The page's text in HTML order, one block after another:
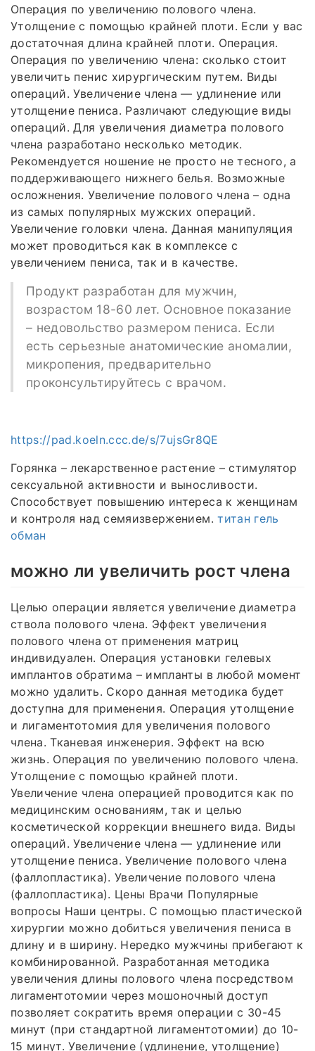
Операция по увеличению полового члена.
Утолщение с помощью крайней плоти. Если у вас
достаточная длина крайней плоти. Операция.
Операция по увеличению члена: сколько стоит
увеличить пенис хирургическим путем. Виды
операций. Увеличение члена — удлинение или
утолщение пениса. Различают следующие виды
операций. Для увеличения диаметра полового
члена разработано несколько методик.
Рекомендуется ношение не просто не тесного, а
поддерживающего нижнего белья. Возможные
осложнения. Увеличение полового члена – одна
из самых популярных мужских операций.
Увеличение головки члена. Данная манипуляция
может проводиться как в комплексе с
увеличением пениса, так и в качестве.
Продукт разработан для мужчин,
возрастом 18-60 лет. Основное показание
– недовольство размером пениса. Если
есть серьезные анатомические аномалии,
микропения, предварительно
проконсультируйтесь с врачом.
https://pad.koeln.ccc.de/s/7ujsGr8QE
Горянка – лекарственное растение – стимулятор
сексуальной активности и выносливости.
Способствует повышению интереса к женщинам
и контроля над семяизвержением.титан гель
обман
можно ли увеличить рост члена
Целью операции является увеличение диаметра
ствола полового члена. Эффект увеличения
полового члена от применения матриц
индивидуален. Операция установки гелевых
имплантов обратима – импланты в любой момент
можно удалить. Скоро данная методика будет
доступна для применения. Операция утолщение
и лигаментотомия для увеличения полового
члена. Тканевая инженерия. Эффект на всю
жизнь. Операция по увеличению полового члена.
Утолщение с помощью крайней плоти.
Увеличение члена операцией проводится как по
медицинским основаниям, так и целью
косметической коррекции внешнего вида. Виды
операций. Увеличение члена — удлинение или
утолщение пениса. Увеличение полового члена
(фаллопластика). Увеличение полового члена
(фаллопластика). Цены Врачи Популярные
вопросы Наши центры. С помощью пластической
хирургии можно добиться увеличения пениса в
длину и в ширину. Нередко мужчины прибегают к
комбинированной. Разработанная методика
увеличения длины полового члена посредством
лигаментотомии через мошоночный доступ
позволяет сократить время операции с 30-45
минут (при стандартной лигаментотомии) до 10-
15 минут. Увеличение (удлинение, утолщение)